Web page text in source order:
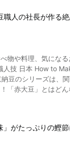
荷したことで、伊
、ステーキがあり
付けて焼く伊賀牛
椎茸などの野菜を
すぐにでも忍者の
人の社長が作る
物や料理、気にな
人技 日本 How to
豆のシリーズは、
薄く、歯ざわりが
のほか、塩茹でや豆ごは
ん。本動画では、
がたっぷりの鰹